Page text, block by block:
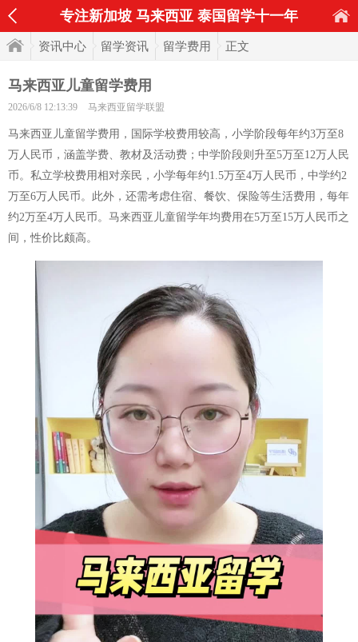
专注新加坡 马来西亚 泰国留学十一年
资讯中心 留学资讯 留学费用 正文
马来西亚儿童留学费用
2026/6/8 12:13:39 马来西亚留学联盟
马来西亚儿童留学费用，国际学校费用较高，小学阶段每年约3万至8
万人民币，涵盖学费、教材及活动费；中学阶段则升至5万至12万人民
币。私立学校费用相对亲民，小学每年约1.5万至4万人民币，中学约2
万至6万人民币。此外，还需考虑住宿、餐饮、保险等生活费用，每年
约2万至4万人民币。马来西亚儿童留学年均费用在5万至15万人民币之
间，性价比颇高。